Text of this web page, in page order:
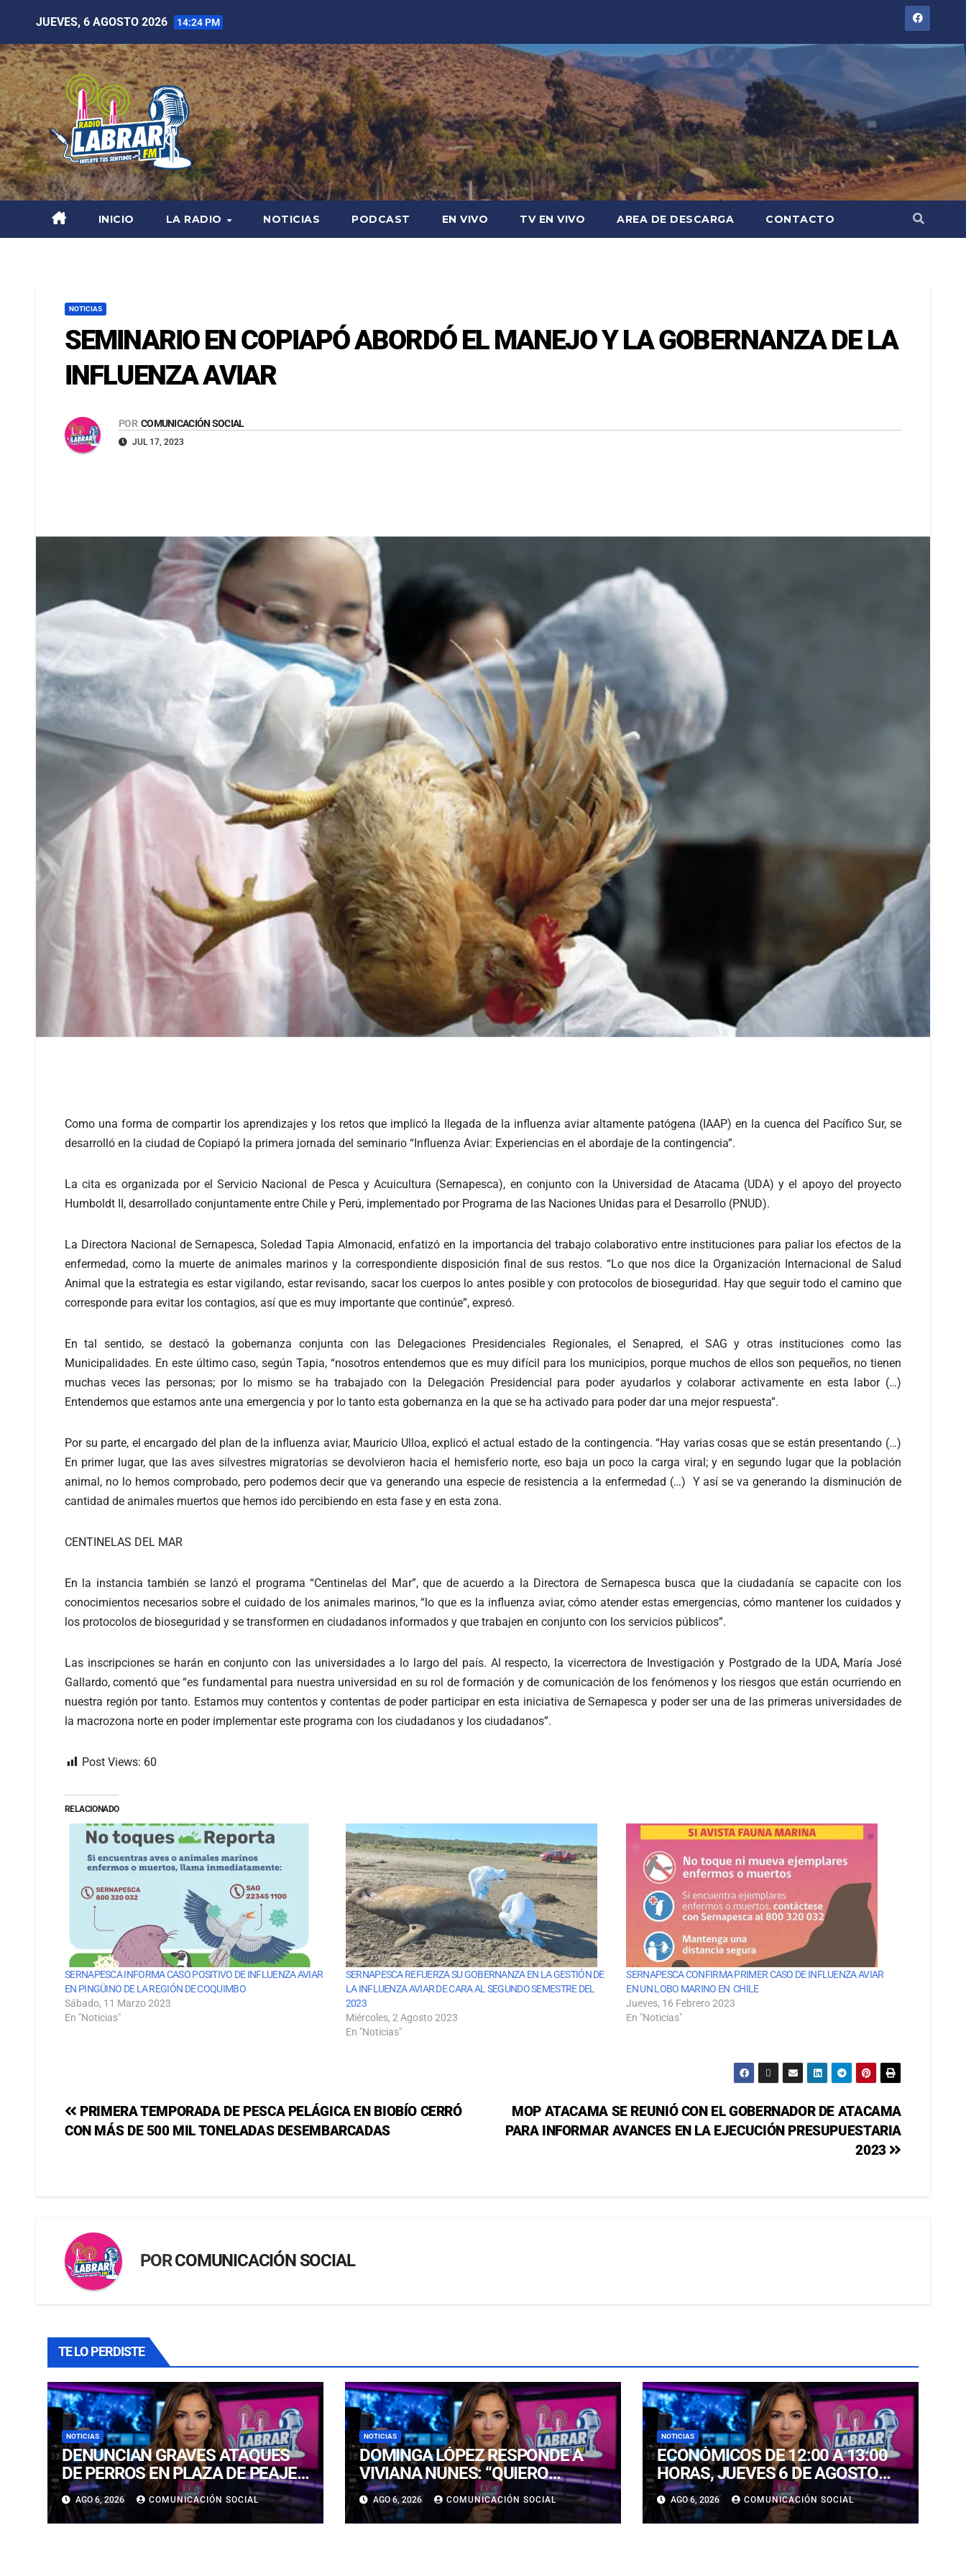
JUEVES, 6 AGOSTO 2026 14:24 PM
INICIO LA RADIO NOTICIAS PODCAST EN VIVO TV EN VIVO AREA DE DESCARGA CONTACTO
NOTICIAS
SEMINARIO EN COPIAPÓ ABORDÓ EL MANEJO Y LA GOBERNANZA DE LA
INFLUENZA AVIAR
POR COMUNICACIÓN SOCIAL
JUL 17, 2023
Como una forma de compartir los aprendizajes y los retos que implicó la llegada de la influenza aviar altamente patógena (IAAP) en la cuenca del Pacífico Sur, se
desarrolló en la ciudad de Copiapó la primera jornada del seminario “Influenza Aviar: Experiencias en el abordaje de la contingencia”.
La cita es organizada por el Servicio Nacional de Pesca y Acuicultura (Sernapesca), en conjunto con la Universidad de Atacama (UDA) y el apoyo del proyecto
Humboldt II, desarrollado conjuntamente entre Chile y Perú, implementado por Programa de las Naciones Unidas para el Desarrollo (PNUD).
La Directora Nacional de Sernapesca, Soledad Tapia Almonacid, enfatizó en la importancia del trabajo colaborativo entre instituciones para paliar los efectos de la
enfermedad, como la muerte de animales marinos y la correspondiente disposición final de sus restos. “Lo que nos dice la Organización Internacional de Salud
Animal que la estrategia es estar vigilando, estar revisando, sacar los cuerpos lo antes posible y con protocolos de bioseguridad. Hay que seguir todo el camino que
corresponde para evitar los contagios, así que es muy importante que continúe”, expresó.
En tal sentido, se destacó la gobernanza conjunta con las Delegaciones Presidenciales Regionales, el Senapred, el SAG y otras instituciones como las
Municipalidades. En este último caso, según Tapia, “nosotros entendemos que es muy difícil para los municipios, porque muchos de ellos son pequeños, no tienen
muchas veces las personas; por lo mismo se ha trabajado con la Delegación Presidencial para poder ayudarlos y colaborar activamente en esta labor (…)
Entendemos que estamos ante una emergencia y por lo tanto esta gobernanza en la que se ha activado para poder dar una mejor respuesta”.
Por su parte, el encargado del plan de la influenza aviar, Mauricio Ulloa, explicó el actual estado de la contingencia. “Hay varias cosas que se están presentando (…)
En primer lugar, que las aves silvestres migratorias se devolvieron hacia el hemisferio norte, eso baja un poco la carga viral; y en segundo lugar que la población
animal, no lo hemos comprobado, pero podemos decir que va generando una especie de resistencia a la enfermedad (…) Y así se va generando la disminución de
cantidad de animales muertos que hemos ido percibiendo en esta fase y en esta zona.
CENTINELAS DEL MAR
En la instancia también se lanzó el programa “Centinelas del Mar”, que de acuerdo a la Directora de Sernapesca busca que la ciudadanía se capacite con los
conocimientos necesarios sobre el cuidado de los animales marinos, “lo que es la influenza aviar, cómo atender estas emergencias, cómo mantener los cuidados y
los protocolos de bioseguridad y se transformen en ciudadanos informados y que trabajen en conjunto con los servicios públicos”.
Las inscripciones se harán en conjunto con las universidades a lo largo del país. Al respecto, la vicerrectora de Investigación y Postgrado de la UDA, María José
Gallardo, comentó que “es fundamental para nuestra universidad en su rol de formación y de comunicación de los fenómenos y los riesgos que están ocurriendo en
nuestra región por tanto. Estamos muy contentos y contentas de poder participar en esta iniciativa de Sernapesca y poder ser una de las primeras universidades de
la macrozona norte en poder implementar este programa con los ciudadanos y los ciudadanos”.
Post Views: 60
RELACIONADO
SERNAPESCA INFORMA CASO POSITIVO DE INFLUENZA AVIAR
EN PINGÜINO DE LA REGIÓN DE COQUIMBO
Sábado, 11 Marzo 2023
En "Noticias"
SERNAPESCA REFUERZA SU GOBERNANZA EN LA GESTIÓN DE
LA INFLUENZA AVIAR DE CARA AL SEGUNDO SEMESTRE DEL
2023
Miércoles, 2 Agosto 2023
En "Noticias"
SERNAPESCA CONFIRMA PRIMER CASO DE INFLUENZA AVIAR
EN UN LOBO MARINO EN CHILE
Jueves, 16 Febrero 2023
En "Noticias"
MOP ATACAMA SE REUNIÓ CON EL GOBERNADOR DE ATACAMA
PARA INFORMAR AVANCES EN LA EJECUCIÓN PRESUPUESTARIA
2023
PRIMERA TEMPORADA DE PESCA PELÁGICA EN BIOBÍO CERRÓ
CON MÁS DE 500 MIL TONELADAS DESEMBARCADAS
PORCOMUNICACIÓN SOCIAL
TE LO PERDISTE
NOTICIAS
DENUNCIAN GRAVES ATAQUES
DE PERROS EN PLAZA DE PEAJE
Y BARRIO RESIDENCIAL EN
COPIAPÓ
AGO 6, 2026 COMUNICACIÓN SOCIAL
NOTICIAS
DOMINGA LÓPEZ RESPONDE A
VIVIANA NUNES: “QUIERO
LLEGAR, NI SIQUIERA AL TOP 5, A
LA CORONA”
AGO 6, 2026 COMUNICACIÓN SOCIAL
NOTICIAS
ECONÓMICOS DE 12:00 A 13:00
HORAS, JUEVES 6 DE AGOSTO
2026
AGO 6, 2026 COMUNICACIÓN SOCIAL